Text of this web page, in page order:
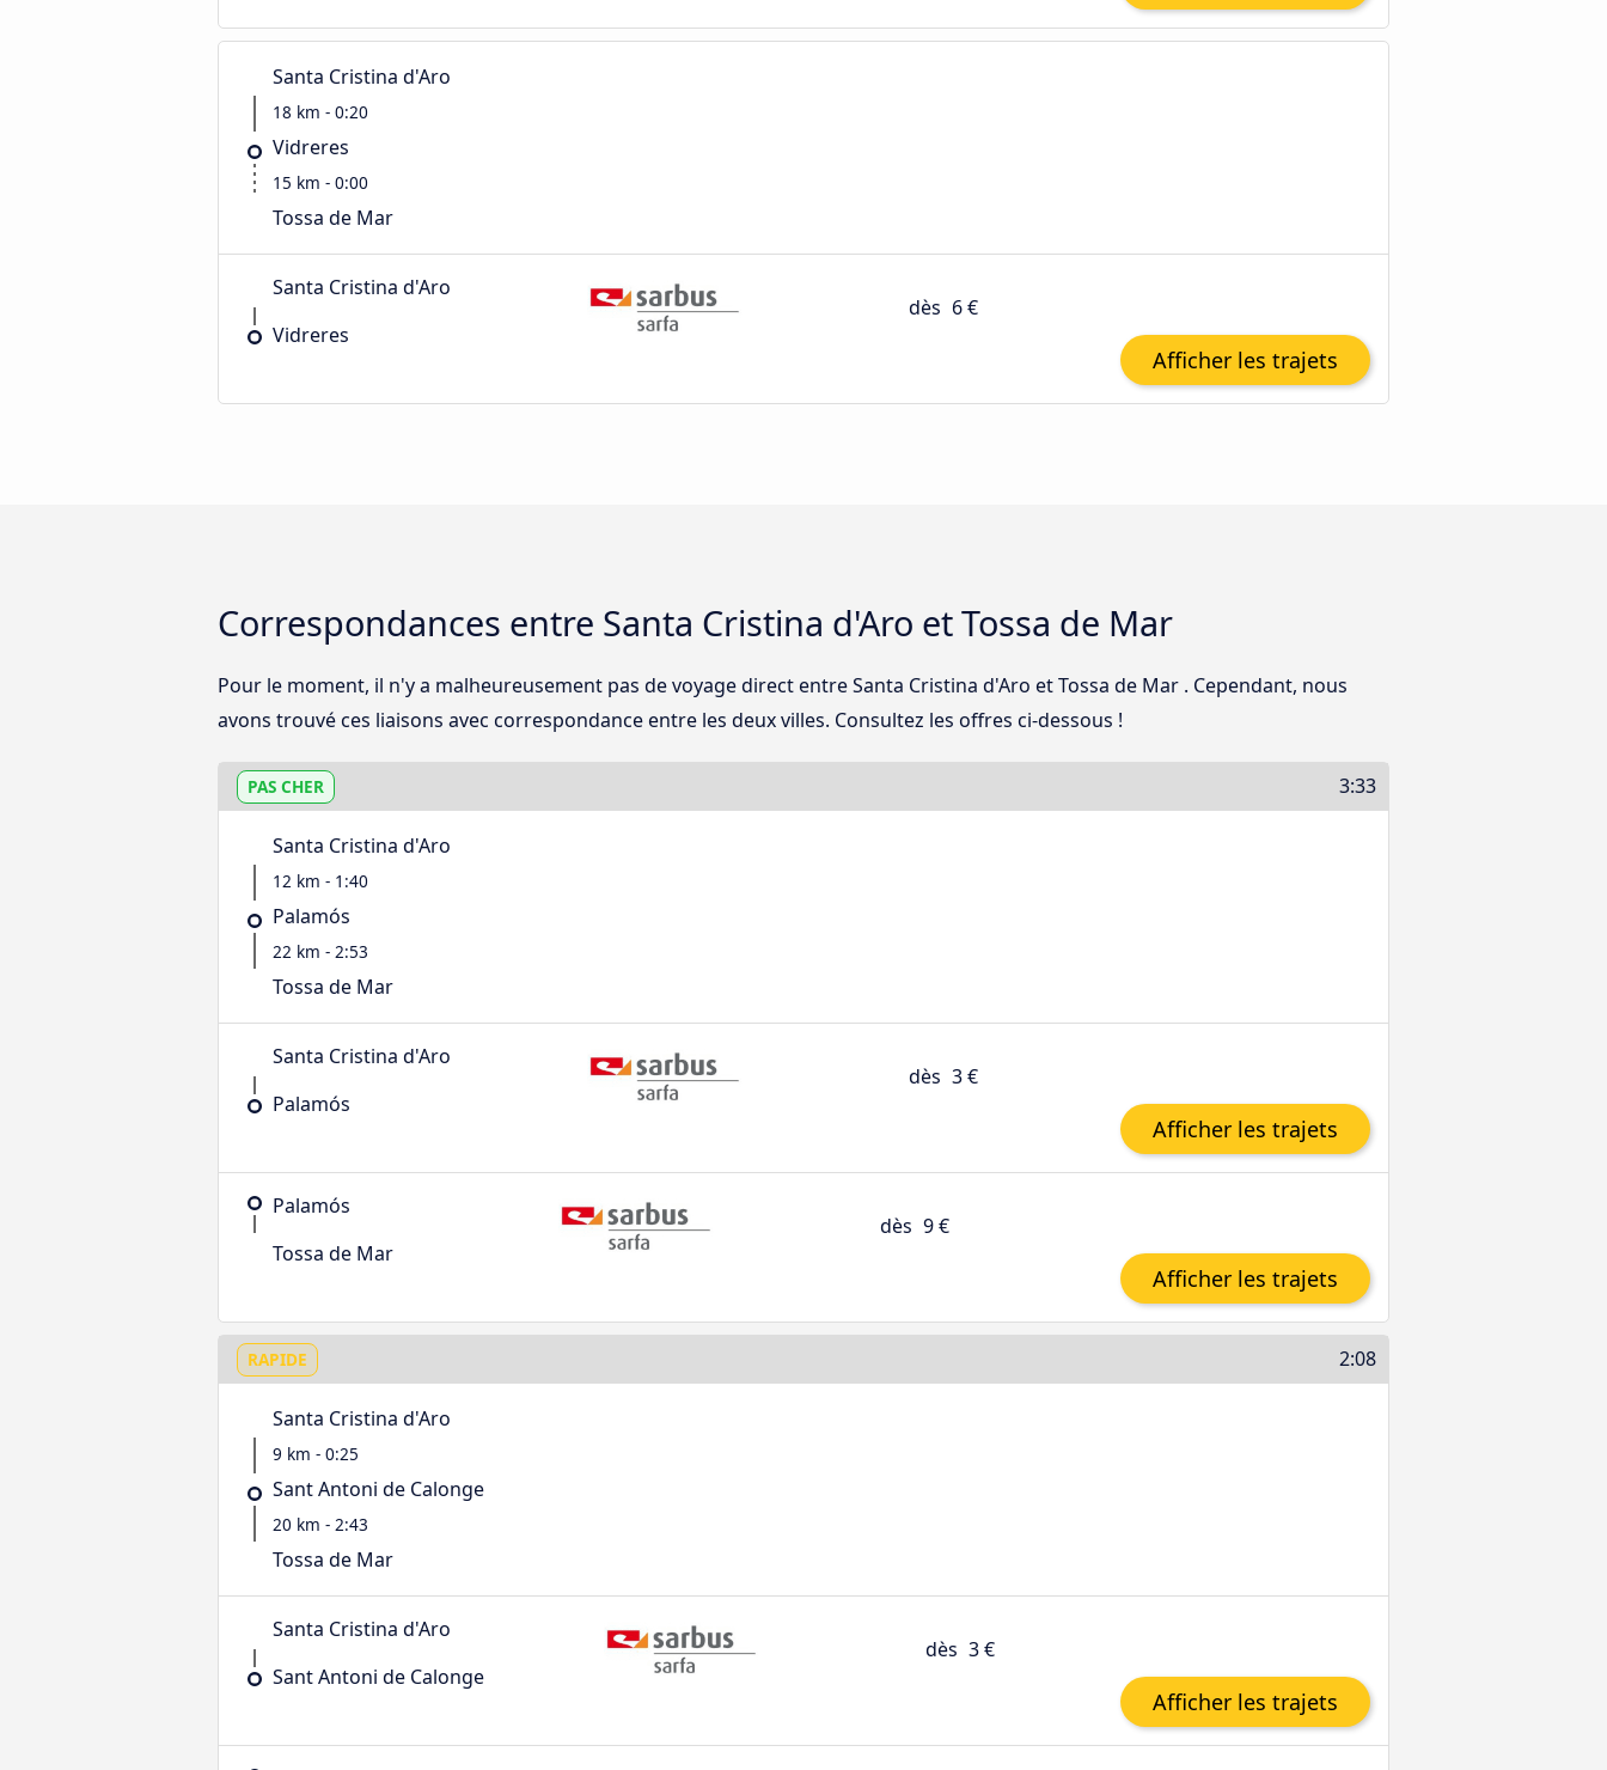
Santa Cristina d'Aro
18 km - 0:20
Vidreres
15 km - 0:00
Tossa de Mar
Santa Cristina d'Aro
Vidreres
dès 6 €
Afficher les trajets
Correspondances entre Santa Cristina d'Aro et Tossa de Mar
Pour le moment, il n'y a malheureusement pas de voyage direct entre Santa Cristina d'Aro et Tossa de Mar . Cependant, nous
avons trouvé ces liaisons avec correspondance entre les deux villes. Consultez les offres ci-dessous !
PAS CHER 3:33
Santa Cristina d'Aro
12 km - 1:40
Palamós
22 km - 2:53
Tossa de Mar
Santa Cristina d'Aro
Palamós
dès 3 €
Afficher les trajets
Palamós
Tossa de Mar
dès 9 €
Afficher les trajets
RAPIDE 2:08
Santa Cristina d'Aro
9 km - 0:25
Sant Antoni de Calonge
20 km - 2:43
Tossa de Mar
Santa Cristina d'Aro
Sant Antoni de Calonge
dès 3 €
Afficher les trajets